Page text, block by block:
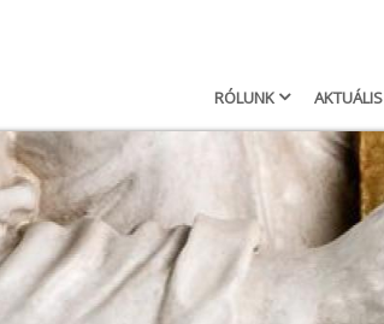
Main
navigation
RÓLUNK AKTUÁLIS